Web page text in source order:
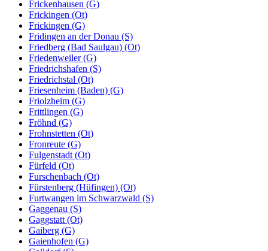
Frickenhausen (G)
Frickingen (Ot)
Frickingen (G)
Fridingen an der Donau (S)
Friedberg (Bad Saulgau) (Ot)
Friedenweiler (G)
Friedrichshafen (S)
Friedrichstal (Ot)
Friesenheim (Baden) (G)
Friolzheim (G)
Frittlingen (G)
Fröhnd (G)
Frohnstetten (Ot)
Fronreute (G)
Fulgenstadt (Ot)
Fürfeld (Ot)
Furschenbach (Ot)
Fürstenberg (Hüfingen) (Ot)
Furtwangen im Schwarzwald (S)
Gaggenau (S)
Gaggstatt (Ot)
Gaiberg (G)
Gaienhofen (G)